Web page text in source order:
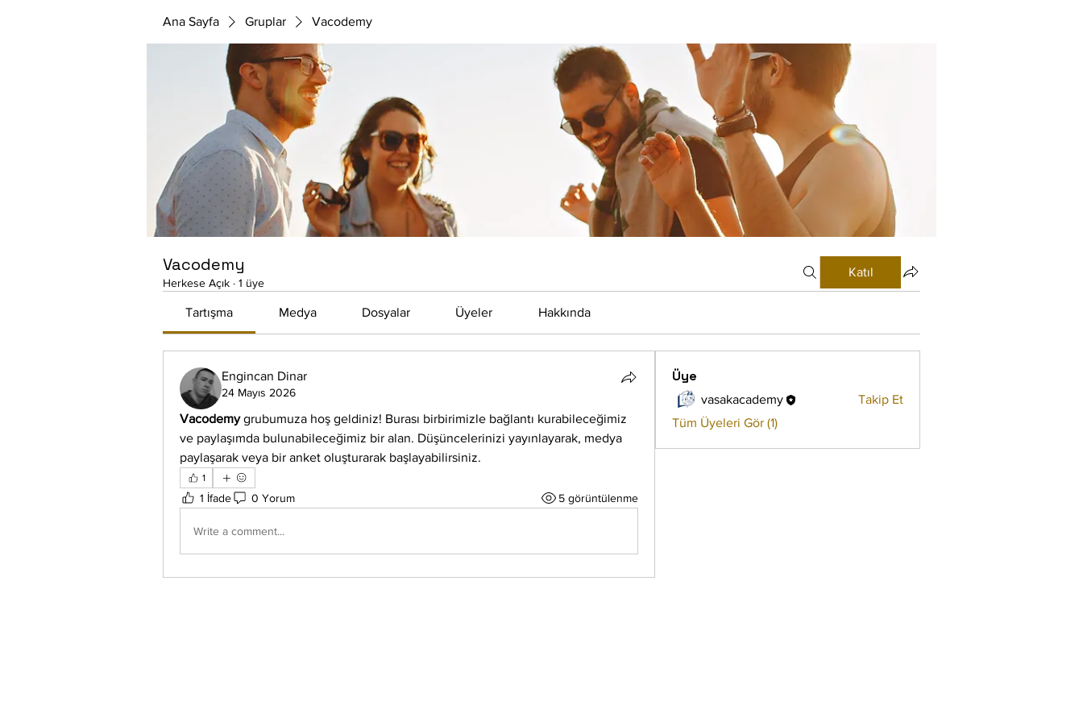
Ana Sayfa Gruplar Vacodemy
Vacodemy
Herkese Açık · 1 üye
Katıl
Tartışma Medya Dosyalar Üyeler Hakkında
Engincan Dinar
24 Mayıs 2026
Vacodemy grubumuza hoş geldiniz! Burası birbirimizle bağlantı kurabileceğimiz
ve paylaşımda bulunabileceğimiz bir alan. Düşüncelerinizi yayınlayarak, medya
paylaşarak veya bir anket oluşturarak başlayabilirsiniz.
1
1 İfade 0 Yorum 5 görüntülenme
Write a comment...
Üye
vasakacademy
Takip Et
Tüm Üyeleri Gör (1)